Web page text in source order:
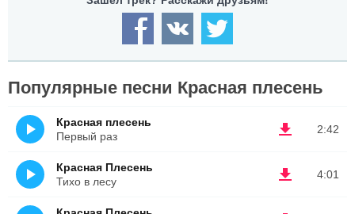
Популярные песни Красная плесень
2:42
Красная плесень
Первый раз
4:01
Красная Плесень
Тихо в лесу